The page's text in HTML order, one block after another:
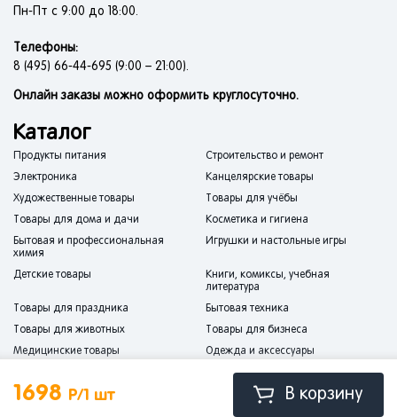
1698 Р/1 шт В корзину
Пн-Пт с 9:00 до 18:00.
Телефоны:
8 (495) 66-44-695 (9:00 – 21:00).
Онлайн заказы можно оформить круглосуточно.
Каталог
Продукты питания
Строительство и ремонт
Электроника
Канцелярские товары
Художественные товары
Товары для учёбы
Товары для дома и дачи
Косметика и гигиена
Бытовая и профессиональная
химия
Игрушки и настольные игры
Детские товары
Книги, комиксы, учебная
литература
Товары для праздника
Бытовая техника
Товары для животных
Товары для бизнеса
Медицинские товары
Одежда и аксессуары
Мебель
Сантехника
Товары для авто и мототехники